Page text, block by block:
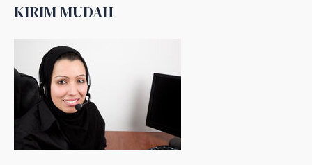
KIRIM MUDAH